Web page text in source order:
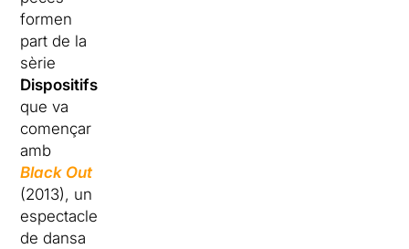
formen
part de la
sèrie
Dispositifs
que va
començar
amb
Black Out
(2013), un
espectacle
de dansa